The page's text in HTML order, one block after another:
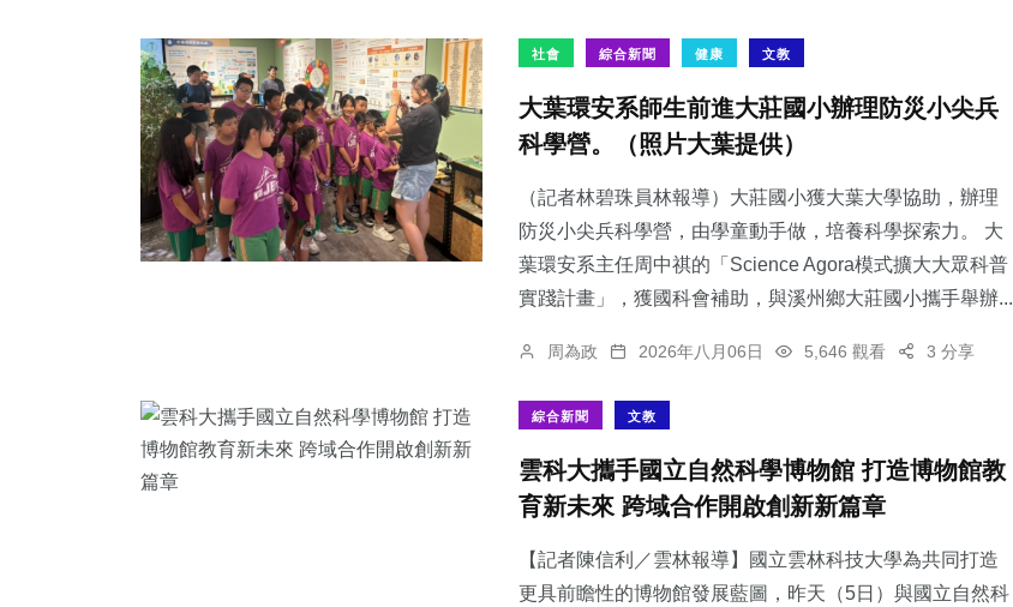
社會 綜合新聞 健康 文教
大葉環安系師生前進大莊國小辦理防災小尖兵
科學營。（照片大葉提供）
（記者林碧珠員林報導）大莊國小獲大葉大學協助，辦理
防災小尖兵科學營，由學童動手做，培養科學探索力。 大
葉環安系主任周中祺的「Science Agora模式擴大大眾科普
實踐計畫」，獲國科會補助，與溪州鄉大莊國小攜手舉辦...
周為政 2026年八月06日 5,646 觀看 3 分享
綜合新聞 文教
雲科大攜手國立自然科學博物館 打造博物館教
育新未來 跨域合作開啟創新新篇章
【記者陳信利／雲林報導】國立雲林科技大學為共同打造
更具前瞻性的博物館發展藍圖，昨天（5日）與國立自然科